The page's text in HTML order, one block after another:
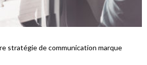
stratégie de communication marque